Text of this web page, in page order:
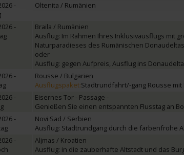
-
Oltenita / Rumänien
-
Braila / Rumänien
Ausflug: Im Rahmen Ihres Inklusivausflugs mit
Naturparadieses des Rumänischen
oder
Ausflug: gegen Aufpreis, Ausflug ins
-
Rousse / Bulgarien
Ausflugspaket:Stadtrundfahrt/-gang Rousse
-
Eisernes Tor - Passage -
Genießen Sie einen entspannten Flusstag an
-
Novi Sad / Serbien
Ausflug: Stadtrundgang durch die farbenfrohe
-
Aljmas / Kroatien
Ausflug: in die zauberhafte Altstadt und das